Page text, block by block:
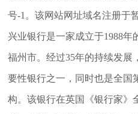
号-1。该网站网址域名注册于
兴业银行是一家成立于1988
福州市。经过35年的持续发展
要性银行之一，同时也是全国
构。该银行在英国《银行家》